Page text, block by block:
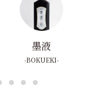
墨液
BOKUEKI